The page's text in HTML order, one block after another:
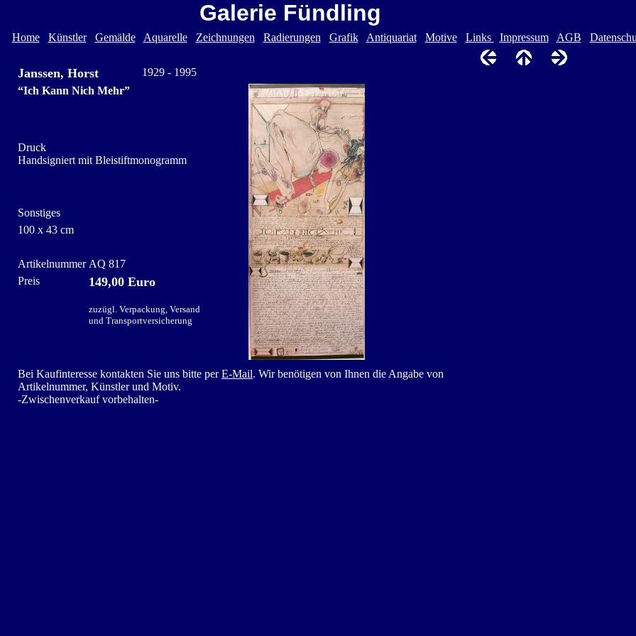
Galerie Fündling
Home Künstler Gemälde Aquarelle Zeichnungen Radierungen Grafik Antiquariat Motive Links Impressum AGB
Janssen, Horst
1929 - 1995
“Ich Kann Nich Mehr”
Druck
Handsigniert mit Bleistiftmonogramm
Sonstiges
100 x 43 cm
Artikelnummer
Preis
AQ 817
149,00 Euro
zuzügl. Verpackung, Versand
und Transportversicherung
Bei Kaufinteresse kontakten Sie uns bitte perE-Mail. Wir benötigen von Ihnen die Angabe von
Artikelnummer, Künstler und Motiv.
-Zwischenverkauf vorbehalten-